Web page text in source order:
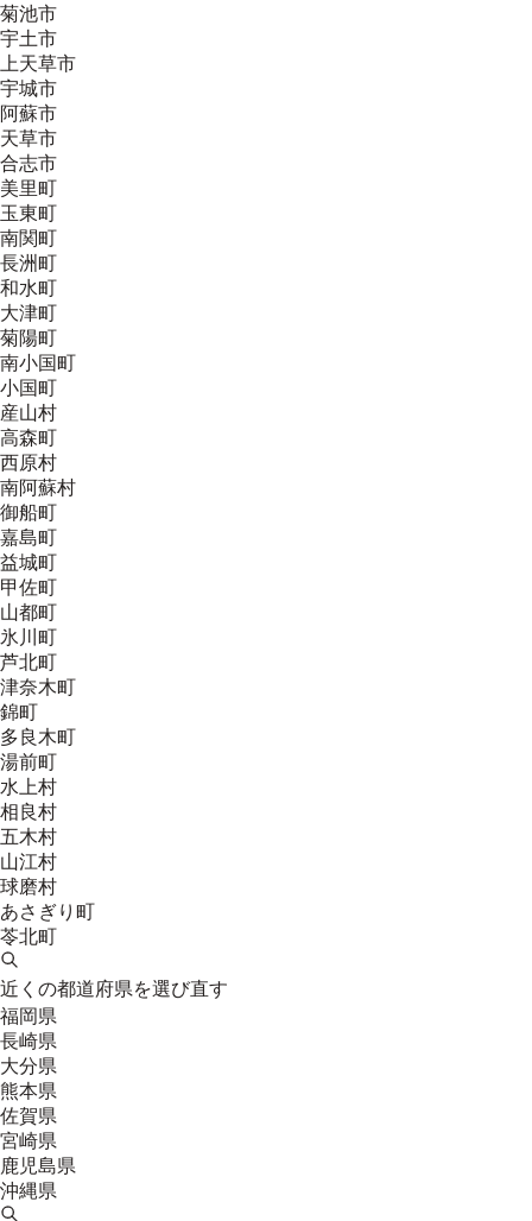
菊池市
宇土市
上天草市
宇城市
阿蘇市
天草市
合志市
美里町
玉東町
南関町
長洲町
和水町
大津町
菊陽町
南小国町
小国町
産山村
高森町
西原村
南阿蘇村
御船町
嘉島町
益城町
甲佐町
山都町
氷川町
芦北町
津奈木町
錦町
多良木町
湯前町
水上村
相良村
五木村
山江村
球磨村
あさぎり町
苓北町
近くの都道府県を選び直す
福岡県
長崎県
大分県
熊本県
佐賀県
宮崎県
鹿児島県
沖縄県